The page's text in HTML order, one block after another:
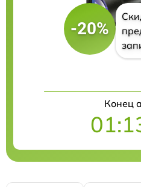
-20%
Конец